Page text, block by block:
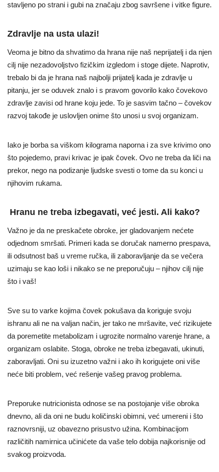
stavljeno po strani i gubi na značaju zbog savršene i vitke figure.
Zdravlje na usta ulazi!
Veoma je bitno da shvatimo da hrana nije naš neprijatelj i da njen
cilj nije nezadovoljstvo fizičkim izgledom i stoge dijete. Naprotiv,
trebalo bi da je hrana naš najbolji prijatelj kada je zdravlje u
pitanju, jer se oduvek znalo i s pravom govorilo kako čovekovo
zdravlje zavisi od hrane koju jede. To je sasvim tačno – čovekov
razvoj takođe je uslovljen onime što unosi u svoj organizam.
Iako je borba sa viškom kilograma naporna i za sve krivimo ono
što pojedemo, pravi krivac je ipak čovek. Ovo ne treba da liči na
prekor, nego na podizanje ljudske svesti o tome da su konci u
njihovim rukama.
Hranu ne treba izbegavati, već jesti. Ali kako?
Važno je da ne preskačete obroke, jer gladovanjem nećete
odjednom smršati. Primeri kada se doručak namerno prespava,
ili odsutnost baš u vreme ručka, ili zaboravljanje da se večera
uzimaju se kao loši i nikako se ne preporučuju – njihov cilj nije
što i vaš!
Sve su to varke kojima čovek pokušava da koriguje svoju
ishranu ali ne na valjan način, jer tako ne mršavite, već rizikujete
da poremetite metabolizam i ugrozite normalno varenje hrane, a
organizam oslabite. Stoga, obroke ne treba izbegavati, ukinuti,
zaboravljati. Oni su izuzetno važni i ako ih korigujete oni više
neće biti problem, već rešenje vašeg pravog problema.
Preporuke nutricionista odnose se na postojanje više obroka
dnevno, ali da oni ne budu količinski obimni, već umereni i što
raznovrsniji, uz obavezno prisustvo užina. Kombinacijom
različitih namirnica učinićete da vaše telo dobija najkorisnije od
svakog proizvoda.